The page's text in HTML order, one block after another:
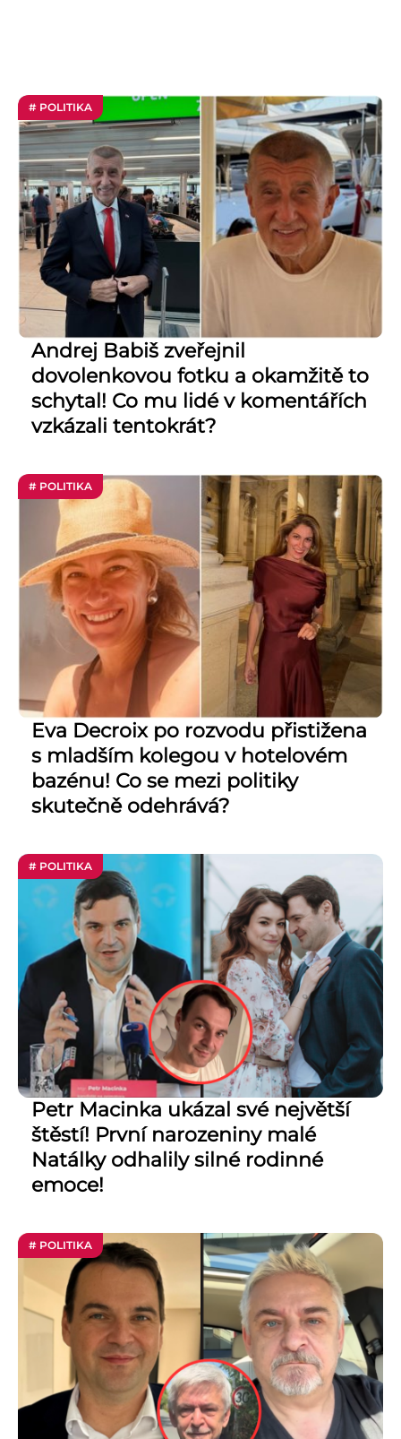
# POLITIKA
Andrej Babiš zveřejnil
dovolenkovou fotku a okamžitě to
schytal! Co mu lidé v komentářích
vzkázali tentokrát?
# POLITIKA
Eva Decroix po rozvodu přistižena
s mladším kolegou v hotelovém
bazénu! Co se mezi politiky
skutečně odehrává?
# POLITIKA
Petr Macinka ukázal své největší
štěstí! První narozeniny malé
Natálky odhalily silné rodinné
emoce!
# POLITIKA